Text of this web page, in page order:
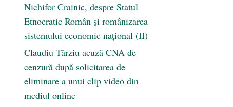
Nichifor Crainic, despre Statul
Etnocratic Român şi românizarea
sistemului economic naţional (II)
Claudiu Târziu acuză CNA de
cenzură după solicitarea de
eliminare a unui clip video din
mediul online